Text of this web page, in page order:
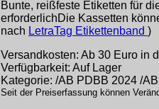
Bunte, reißfeste Etiketten für
erforderlichDie Kassetten
nach LetraTag Etikettenband )
Versandkosten: Ab 30 Euro in
Verfügbarkeit: Auf Lager
Kategorie: /AB PDBB 2024 /
Seit der Preiserfassung können